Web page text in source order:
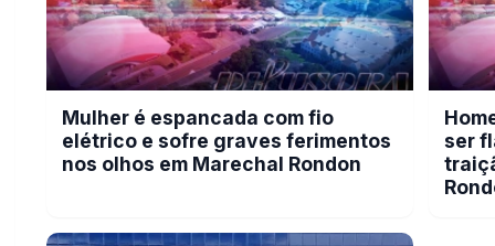
Mulher é espancada com fio
elétrico e sofre graves ferimentos
nos olhos em Marechal Rondon
ser